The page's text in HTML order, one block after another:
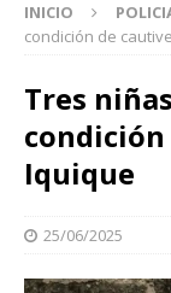
INICIO
condición de
Tres
Iquique
25/06/2025